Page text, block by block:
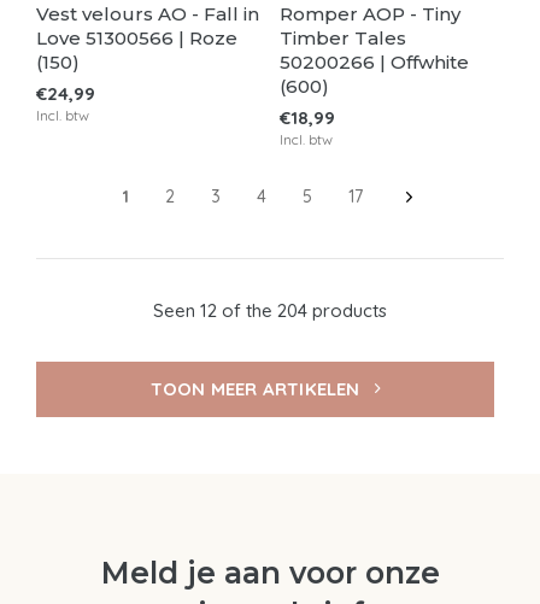
Vest velours AO - Fall in
Love 51300566 | Roze
(150)
€24,99
Incl. btw
Romper AOP - Tiny
Timber Tales
50200266 | Offwhite
(600)
€18,99
Incl. btw
1 2 3 4 5 17
Seen 12 of the 204 products
TOON MEER ARTIKELEN
Meld je aan voor onze